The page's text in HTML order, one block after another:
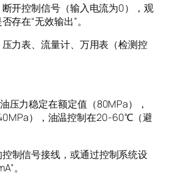
开控制信号（输入电流为0），观
存在“无效输出”。
力表、流量计、万用表（检测控
压力稳定在额定值（80MPa），
），油温控制在20-60℃（避
制信号接线，或通过控制系统设
。